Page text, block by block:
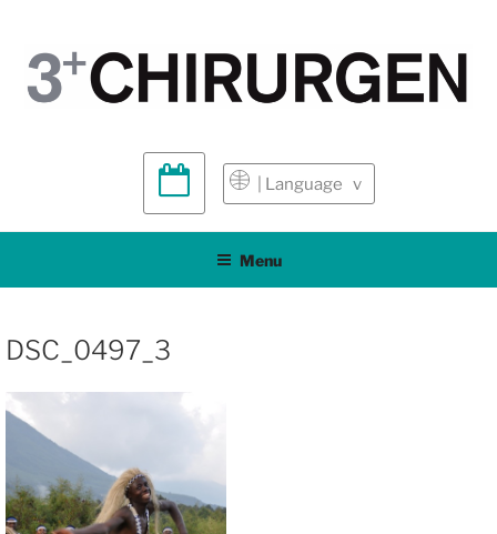
| Language v
Menu
DSC_0497_3